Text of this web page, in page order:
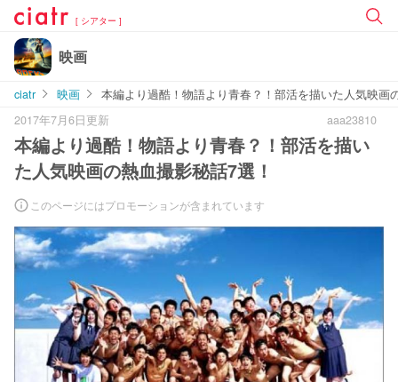
[ シアター ]
映画
ciatr 映画
本編より過酷！物語より青春？！部活を描いた人気映画
2017年7月6日更新
aaa23810
本編より過酷！物語より青春？！部活を描い
た人気映画の熱血撮影秘話7選！
このページにはプロモーションが含まれています